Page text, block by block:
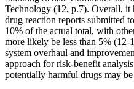
Technology (12, p.7). Overall, it
drug reaction reports submitted
10% of the actual total, with
more likely be less than 5%
system overhaul and
approach for risk-benefit
potentially harmful drugs may